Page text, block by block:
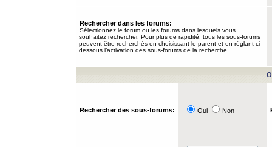
Rechercher dans les forums:
Sélectionnez le forum ou les forums dans lesquels vous
souhaitez rechercher. Pour plus de rapidité, tous les sous-forums
peuvent être recherchés en choisissant le parent et en réglant ci-
dessous l’activation des sous-forums de la recherche.
Rechercher des sous-forums: Oui Non